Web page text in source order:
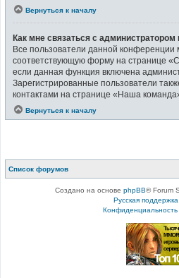
Вернуться к началу
Как мне связаться с
Все пользователи данной конференции
соответствующую форму на странице
если данная функция включена
Зарегистрированные пользователи
контактами на странице «Наша
Вернуться к началу
Список форумов
Создано на основе phpBB® Forum
Русская
Конфиденциальность